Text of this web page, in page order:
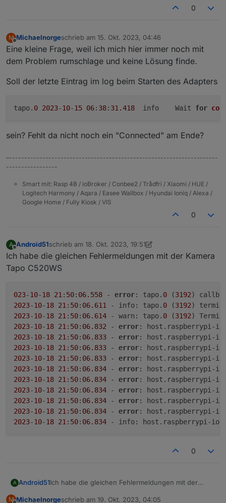
0
M
Offline
Michaelnorgeschrieb am 15. Okt. 2023, 04:46
zuletzt editiert von
Eine kleine Frage, weil ich mich hier immer noch mit
dem Problem rumschlage und keine Lösung finde.
Soll der letzte Eintrag im log beim Starten des Adapters
tapo. 0 2023-10-15 06: 38: 31.418
	info	Wait
for
sein? Fehlt da nicht noch ein "Connected" am Ende?
–---------------------------------------------------------------------
-----------------
Smart mit: Rasp 4B / ioBroker / Conbee2 / Trådfri / Xiaomi / HUE /
Logitech Harmony / Aqara / Easee Wallbox / Hyundai Ioniq / Alexa /
Google Home / Fully Kiosk / VIS
0
A
Offline
Android51schrieb am 18. Okt. 2023, 19:51
zuletzt editiert von Android51
Ich habe die gleichen Fehlermeldungen mit der Kamera
Tapo C520WS
023-10-18 21 : 50: 06.558 - error: tapo. 0 (3192)
2023-10-18 21 : 50: 06.611 - info: tapo. 0 (3192
2023-10-18 21 : 50: 06.614 - warn: tapo. 0 (3192
2023-10-18 21 : 50: 06.832 - error: host.raspberrypi-
2023-10-18 21 : 50: 06.833 - error: host.raspberrypi-
2023-10-18 21 : 50: 06.833 - error: host.raspberrypi-
2023-10-18 21 : 50: 06.833 - error: host.raspberrypi-
2023-10-18 21 : 50: 06.834 - error: host.raspberrypi-
2023-10-18 21 : 50: 06.834 - error: host.raspberrypi-
2023-10-18 21 : 50: 06.834 - error: host.raspberrypi-
2023-10-18 21 : 50: 06.834 - error: host.raspberrypi-
2023-10-18 21 : 50: 06.834 - error: host.raspberrypi-
2023-10-18 21 : 50: 06.834 - info: host.raspberrypi-
0
A Android51Ich habe die gleichen Fehlermeldungen mit der
M Michaelnorgeschrieb am 19. Okt. 2023, 04:05